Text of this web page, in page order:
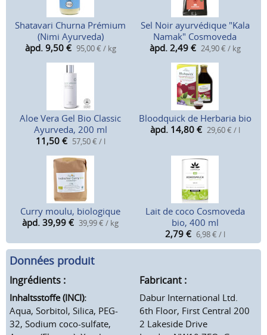
Shatavari Churna Prémium
(Nimi Ayurveda)
àpd. 9,50 € 95,00 € / kg
Sel Noir ayurvédique "Kala
Namak" Cosmoveda
àpd. 2,49 € 24,90 € / kg
Aloe Vera Gel Bio Classic
Ayurveda, 200 ml
11,50 € 57,50 € / l
Bloodquick de Herbaria bio
àpd. 14,80 € 29,60 € / l
Curry moulu, biologique
àpd. 39,99 € 39,99 € / kg
Lait de coco Cosmoveda
bio, 400 ml
2,79 € 6,98 € / l
Données produit
Ingrédients :
Inhaltsstoffe (INCI):
Aqua, Sorbitol, Silica, PEG-
32, Sodium coco-sulfate,
Fabricant :
Dabur International Ltd.
6th Floor, First Central 200
2 Lakeside Drive